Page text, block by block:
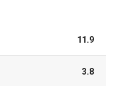
11.9
3.8